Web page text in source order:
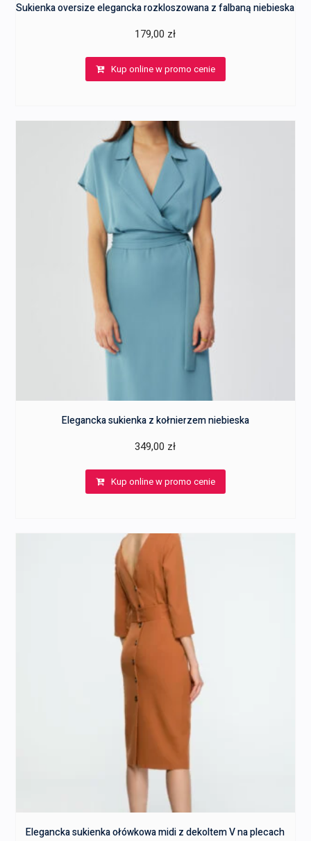
Sukienka oversize elegancka rozkloszowana z falbaną niebieska
179,00 zł
Kup online w promo cenie
Elegancka sukienka z kołnierzem niebieska
349,00 zł
Kup online w promo cenie
Elegancka sukienka ołówkowa midi z dekoltem V na plecach